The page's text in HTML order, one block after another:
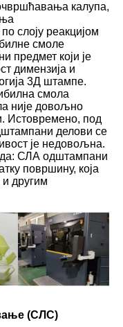
калупа,
слоју реакцијом
смоле
предмет који је
димензија и
3Д штампе.
смола
није довољно
Истовремено, под
делови се
је недовољна.
СЛА одштампани
површину, која
другим
(СЛС)